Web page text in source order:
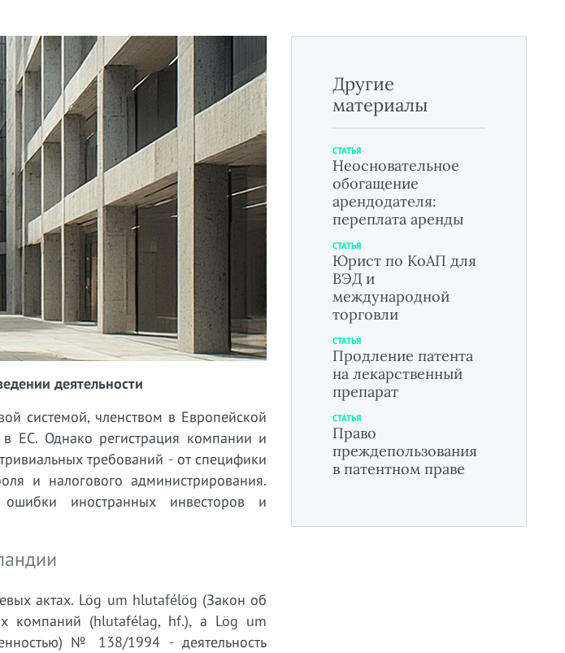
деятельности
системой, членством в Европейской
ЕС. Однако регистрация компании и
требований - от специфики
и налогового администрирования.
иностранных инвесторов и
актах. Lög um hlutafélög (Закон об
компаний (hlutafélag, hf.), а Lög um
№ 138/1994 - деятельность
Другие
материалы
СТАТЬЯ
Неосновательное
обогащение
арендодателя:
переплата аренды
СТАТЬЯ
Юрист по КоАП для
ВЭД и
международной
торговли
СТАТЬЯ
Продление патента
на лекарственный
препарат
СТАТЬЯ
Право
преждепользования
в патентном праве